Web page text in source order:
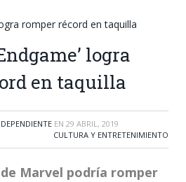
logra
en taquilla
EN 29 ABRIL, 2019
CULTURA Y ENTRETENIMIENTO
Marvel podría romper